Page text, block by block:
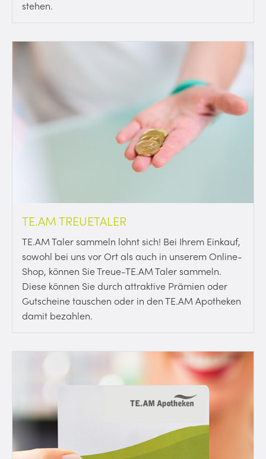
stehen.
TE.AM TREUETALER
TE.AM Taler sammeln lohnt sich! Bei Ihrem Einkauf,
sowohl bei uns vor Ort als auch in unserem Online-
Shop, können Sie Treue-TE.AM Taler sammeln.
Diese können Sie durch attraktive Prämien oder
Gutscheine tauschen oder in den TE.AM Apotheken
damit bezahlen.